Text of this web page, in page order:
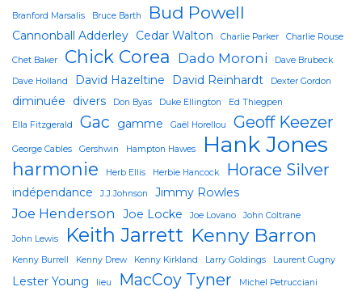
Branford Marsalis Bruce Barth Bud Powell
Cannonball Adderley Cedar Walton Charlie Parker Charlie Rouse
Chet Baker Chick Corea Dado Moroni
Dave Brubeck
Dave Holland
David Hazeltine David Reinhardt Dexter Gordon
diminuée divers Don Byas Duke Ellington Ed Thiegpen
Ella Fitzgerald Gac gamme Gaël Horellou Geoff Keezer
George Cables Gershwin Hampton Hawes Hank Jones
harmonie Herb Ellis Herbie Hancock Horace Silver
indépendance J.J.Johnson Jimmy Rowles
Joe Henderson Joe Locke Joe Lovano John Coltrane
John Lewis Keith Jarrett Kenny Barron
Kenny Burrell Kenny Drew Kenny Kirkland Larry Goldings Laurent Cugny
Lester Young lieu MacCoy Tyner Michel Petrucciani